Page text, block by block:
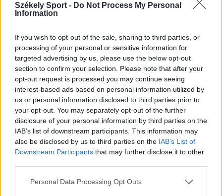
Székely Sport - Do Not Process My Personal
Information
If you wish to opt-out of the sale, sharing to third parties, or
processing of your personal or sensitive information for
targeted advertising by us, please use the below opt-out
section to confirm your selection. Please note that after your
opt-out request is processed you may continue seeing
interest-based ads based on personal information utilized by
us or personal information disclosed to third parties prior to
your opt-out. You may separately opt-out of the further
disclosure of your personal information by third parties on the
IAB’s list of downstream participants. This information may
also be disclosed by us to third parties on the IAB’s List of
Downstream Participants that may further disclose it to other
Personal Data Processing Opt Outs
KRÓNIKA
Büntetőfeljelentést tett Majka ügyvédje
a romániai telefonszámról érkezett
fenyegetés miatt
Büntetőfeljelentést tett csütörtökön Majka
romániai jogi képviselője a sepsiszentgyörgyi Sic
Feszt fesztiválra tervezett koncert lemondását